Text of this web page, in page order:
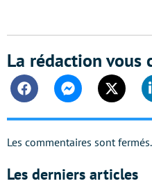
La rédaction vous
FacebookMessengerTwitter
Les commentaires sont fermés.
Les derniers articles